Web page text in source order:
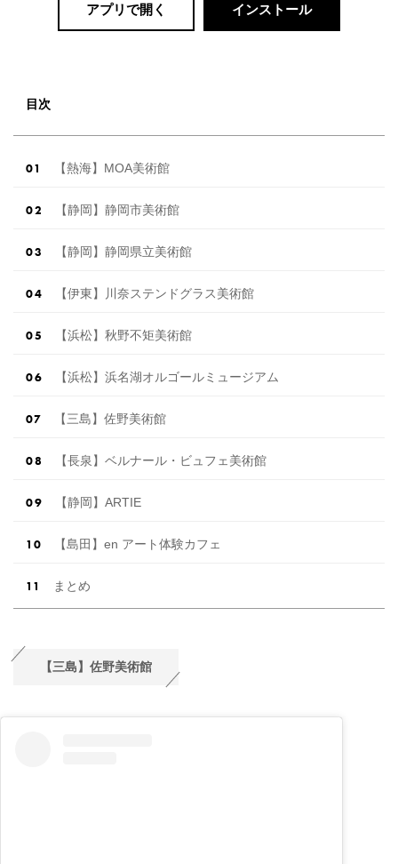
アプリで開く インストール
目次
【熱海】MOA美術館
【静岡】静岡市美術館
【静岡】静岡県立美術館
【伊東】川奈ステンドグラス美術館
【浜松】秋野不矩美術館
【浜松】浜名湖オルゴールミュージアム
【三島】佐野美術館
【長泉】ベルナール・ビュフェ美術館
【静岡】ARTIE
【島田】en アート体験カフェ
まとめ
【三島】佐野美術館